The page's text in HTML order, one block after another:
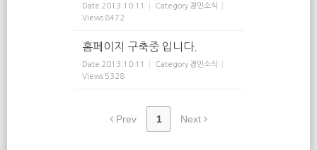
Date 2013.10.11 Category 경민소식
Views 8472
홈페이지 구축중 입니다.
Date 2013.10.11 Category 경민소식
Views 5328
Prev 1 Next